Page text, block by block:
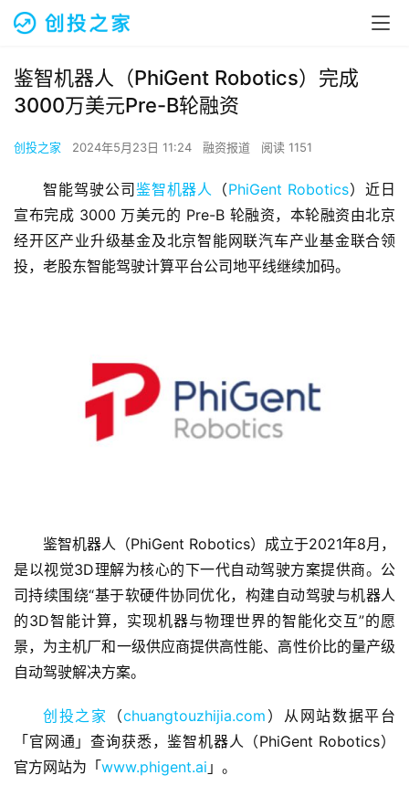
页
融
资
报
道
商
业
观
鉴智机器人（PhiGent Robotics）完成
3000万美元Pre-B轮融资
创投之家 2024年5月23日 11:24 融资报道 阅读 1151
智能驾驶公司 鉴智机器人 （PhiGent Robotics）近日
宣布完成 3000 万美元的 Pre-B 轮融资，本轮融资由北京
经开区产业升级基金及北京智能网联汽车产业基金联合领
投，老股东智能驾驶计算平台公司地平线继续加码。
鉴智机器人（PhiGent Robotics）成立于2021年8月，
是以视觉3D理解为核心的下一代自动驾驶方案提供商。公
司持续围绕“基于软硬件协同优化，构建自动驾驶与机器人
的3D智能计算，实现机器与物理世界的智能化交互”的愿
景，为主机厂和一级供应商提供高性能、高性价比的量产级
自动驾驶解决方案。
创投之家 （chuangtouzhijia.com ）从网站数据平台
「官网通」查询获悉，鉴智机器人（PhiGent Robotics）
官方网站为「www.phigent.ai 」。